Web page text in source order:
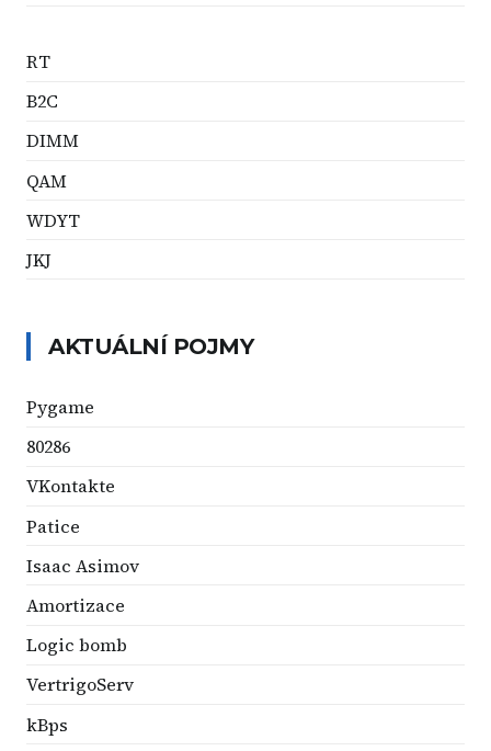
RT
B2C
DIMM
QAM
WDYT
JKJ
AKTUÁLNÍ POJMY
Pygame
80286
VKontakte
Patice
Isaac Asimov
Amortizace
Logic bomb
VertrigoServ
kBps